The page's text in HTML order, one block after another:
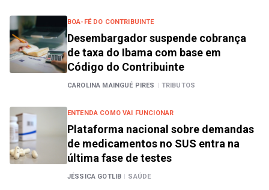
BOA-FÉ DO CONTRIBUINTE
Desembargador suspende cobrança
de taxa do Ibama com base em
Código do Contribuinte
CAROLINA MAINGUÉ PIRES | TRIBUTOS
ENTENDA COMO VAI FUNCIONAR
Plataforma nacional sobre demandas
de medicamentos no SUS entra na
última fase de testes
JÉSSICA GOTLIB | SAÚDE